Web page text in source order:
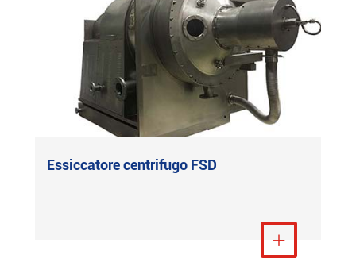
Essiccatore centrifugo FSD
Visualizza altro
